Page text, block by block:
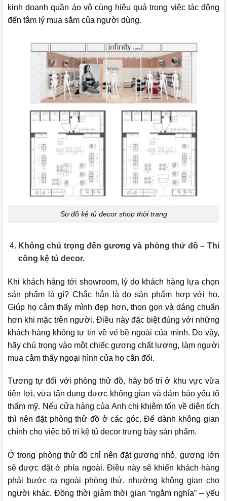
kinh doanh quần áo vô cùng hiệu quả trong việc tác động
đến tâm lý mua sắm của người dùng.
Sơ đồ kệ tủ decor shop thời trang
Không chú trọng đến gương và phòng thử đồ – Thi
công kệ tủ decor.
Khi khách hàng tới showroom, lý do khách hàng lựa chọn
sản phẩm là gì? Chắc hẳn là do sản phẩm hợp với họ.
Giúp họ cảm thấy mình đẹp hơn, thon gọn và dáng chuẩn
hơn khi mặc trên người. Điều này đặc biệt đúng với những
khách hàng không tự tin về vẻ bề ngoài của mình. Do vậy,
hãy chú trọng vào một chiếc gương chất lượng, làm người
mua cảm thấy ngoại hình của họ cân đối.
Tương tự đối với phòng thử đồ, hãy bố trí ở khu vực vừa
tiện lợi, vừa tận dụng được không gian và đảm bảo yếu tố
thẩm mỹ. Nếu cửa hàng của Anh chị khiêm tốn về diện tích
thì nên đặt phòng thử đồ ở các góc. Để dành không gian
chính cho việc bố trí kệ tủ decor trưng bày sản phẩm.
Ở trong phòng thử đồ chỉ nên đặt gương nhỏ, gương lớn
sẽ được đặt ở phía ngoài. Điều này sẽ khiến khách hàng
phải bước ra ngoài phòng thử, nhường không gian cho
người khác. Đồng thời giảm thời gian “ngắm nghía” – yếu